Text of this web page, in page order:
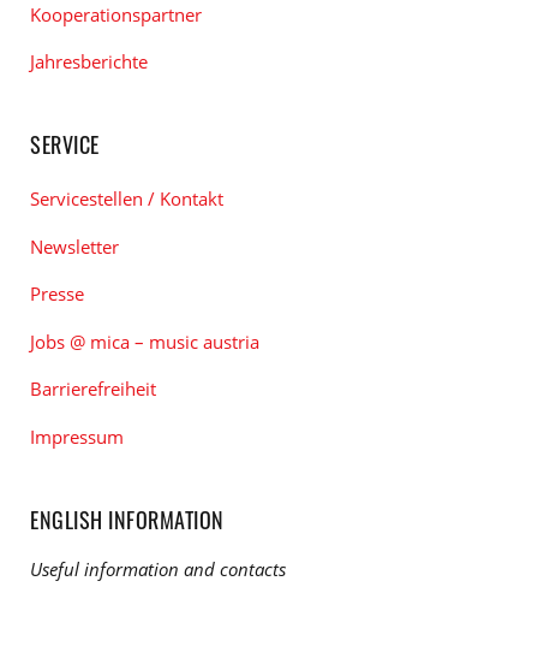
Kooperationspartner
Jahresberichte
SERVICE
Servicestellen / Kontakt
Newsletter
Presse
Jobs @ mica – music austria
Barrierefreiheit
Impressum
ENGLISH INFORMATION
Useful information and contacts